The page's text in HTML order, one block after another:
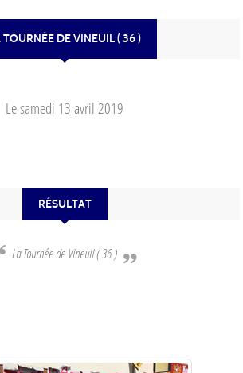
TOURNÉE DE VINEUIL ( 36 )
Lesamedi 13 avril 2019
RÉSULTAT
La Tournée de Vineuil ( 36 )